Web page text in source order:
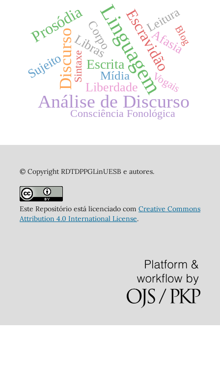
Linguagem
Análise de Discurso
Discurso
Prosódia Escravidão
Escrita
Libras
Liberdade
Sujeito
Afasia
Leitura
Mídia
Corpo
Vogais
Consciência Fonológica
Sintaxe
Blog
© Copyright RDTDPPGLinUESB e autores.
Este Repositório está licenciado comCreative Commons
Attribution 4.0 International License.